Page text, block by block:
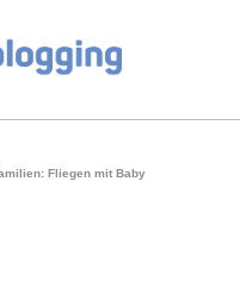
Fliegen mit Baby